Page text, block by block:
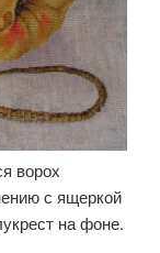
ворох
с ящеркой
на фоне.